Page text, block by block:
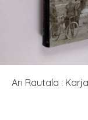
Ari Rautala :